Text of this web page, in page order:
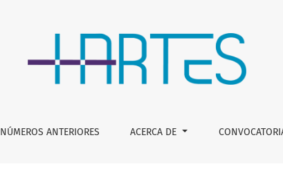
NÚMEROS ANTERIORES ACERCA DE